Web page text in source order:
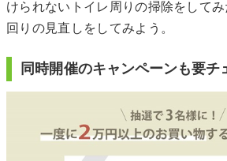
けられないトイレ周りの掃除をして
回りの見直しをしてみよう。
同時開催のキャンペーンも要チ